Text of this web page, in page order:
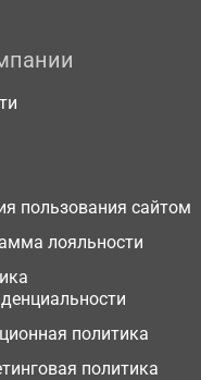
пользования сайтом
лояльности
политика
политика